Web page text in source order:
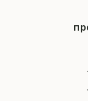
Публичная оферта
Последний